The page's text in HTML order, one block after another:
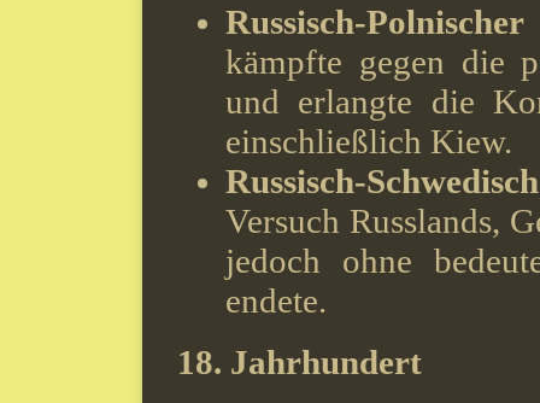
Russisch-
kämpfte gegen die
und erlangte die
einschließlich Kiew.
Russisch-
Versuch Russlands,
jedoch ohne
endete.
18. Jahrhundert